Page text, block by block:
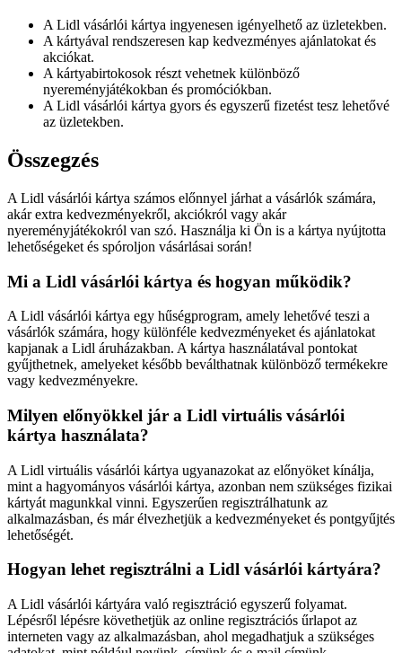
A Lidl vásárlói kártya ingyenesen igényelhető az üzletekben.
A kártyával rendszeresen kap kedvezményes ajánlatokat és
akciókat.
A kártyabirtokosok részt vehetnek különböző
nyereményjátékokban és promóciókban.
A Lidl vásárlói kártya gyors és egyszerű fizetést tesz lehetővé
az üzletekben.
Összegzés
A Lidl vásárlói kártya számos előnnyel járhat a vásárlók számára,
akár extra kedvezményekről, akciókról vagy akár
nyereményjátékokról van szó. Használja ki Ön is a kártya nyújtotta
lehetőségeket és spóroljon vásárlásai során!
Mi a Lidl vásárlói kártya és hogyan működik?
A Lidl vásárlói kártya egy hűségprogram, amely lehetővé teszi a
vásárlók számára, hogy különféle kedvezményeket és ajánlatokat
kapjanak a Lidl áruházakban. A kártya használatával pontokat
gyűjthetnek, amelyeket később beválthatnak különböző termékekre
vagy kedvezményekre.
Milyen előnyökkel jár a Lidl virtuális vásárlói
kártya használata?
A Lidl virtuális vásárlói kártya ugyanazokat az előnyöket kínálja,
mint a hagyományos vásárlói kártya, azonban nem szükséges fizikai
kártyát magunkkal vinni. Egyszerűen regisztrálhatunk az
alkalmazásban, és már élvezhetjük a kedvezményeket és pontgyűjtés
lehetőségét.
Hogyan lehet regisztrálni a Lidl vásárlói kártyára?
A Lidl vásárlói kártyára való regisztráció egyszerű folyamat.
Lépésről lépésre követhetjük az online regisztrációs űrlapot az
interneten vagy az alkalmazásban, ahol megadhatjuk a szükséges